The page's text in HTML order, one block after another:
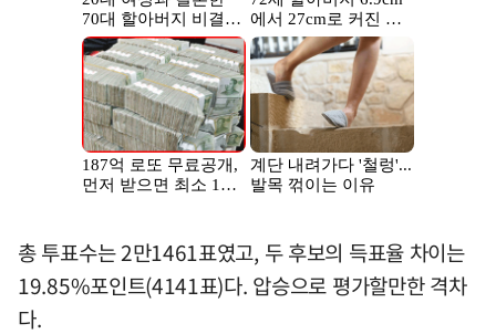
총 투표수는 2만1461표였고, 두 후보의 득표율 차이는
19.85%포인트(4141표)다. 압승으로 평가할만한 격차
다.